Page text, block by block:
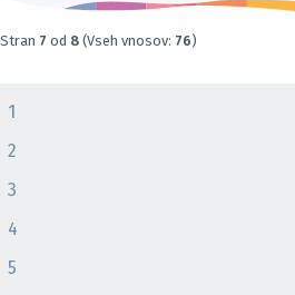
Stran 7 od 8 (Vseh vnosov: 76)
1
2
3
4
5